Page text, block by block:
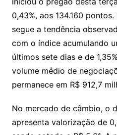
Li
n
k
A
p
p
a
m
s
a
g
e
o
k.
c
o
m
p
e
o
o
M
ai
l
s
0,43%, aos 134.160
segue a tendência
com o índice acumulando
últimos sete dias e de
volume médio de
permanece em R$ 912,7
No mercado de câmbio, o
apresenta valorização de